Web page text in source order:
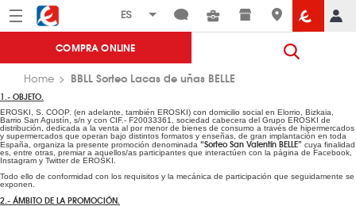
Menú Eroski
COMPRA ONLINE
Home BBLL Sorteo Lacas de uñas BELLE
1.- OBJETO.
EROSKI, S. COOP. (en adelante, también EROSKI) con domicilio social en Elorrio, Bizkaia,
Barrio San Agustín, s/n y con CIF.- F20033361, sociedad cabecera del Grupo EROSKI de
distribución, dedicada a la venta al por menor de bienes de consumo a través de hipermercados
y supermercados que operan bajo distintos formatos y enseñas, de gran implantación en toda
España, organiza la presente promoción denominada “Sorteo San Valentín BELLE” cuya finalidad
es, entre otras, premiar a aquellos/as participantes que interactúen con la página de Facebook,
Instagram y Twitter de EROSKI.
Todo ello de conformidad con los requisitos y la mecánica de participación que seguidamente se
exponen.
2.- ÁMBITO DE LA PROMOCIÓN.